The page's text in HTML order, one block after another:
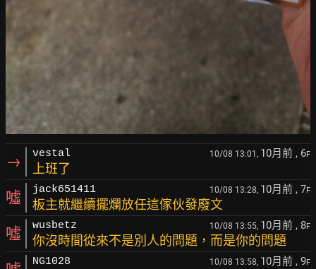
→ vestal 10/08 13:01, 10月前 , 6F
上班了
噓 jack651411 10/08 13:28, 10月前 , 7F
板主就繼續擺爛放任這傢伙發廢文
噓 wusbetz 10/08 13:55, 10月前 , 8F
你沒時間從來不是別人的問題，而是你的問題
NG1028 10/08 13:58, 10月前 , 9F